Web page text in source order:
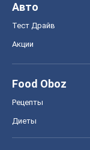
Авто
Тест Драйв
Акции
Food Oboz
Рецепты
Диеты